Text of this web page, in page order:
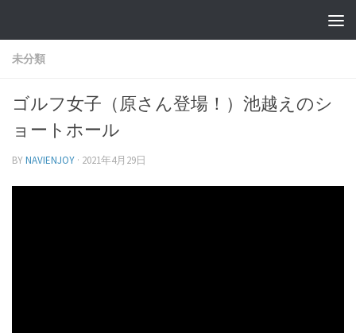
未分類
ゴルフ女子（原さん登場！）池越えのシ
ョートホール
BYNAVIENJOY · 2021年4月29日